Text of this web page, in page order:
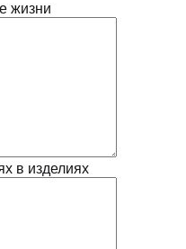
жизни
в изделиях